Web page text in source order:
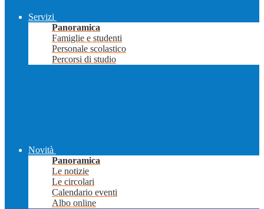
Servizi
Panoramica
Famiglie e studenti
Personale scolastico
Percorsi di studio
Novità
Panoramica
Le notizie
Le circolari
Calendario eventi
Albo online